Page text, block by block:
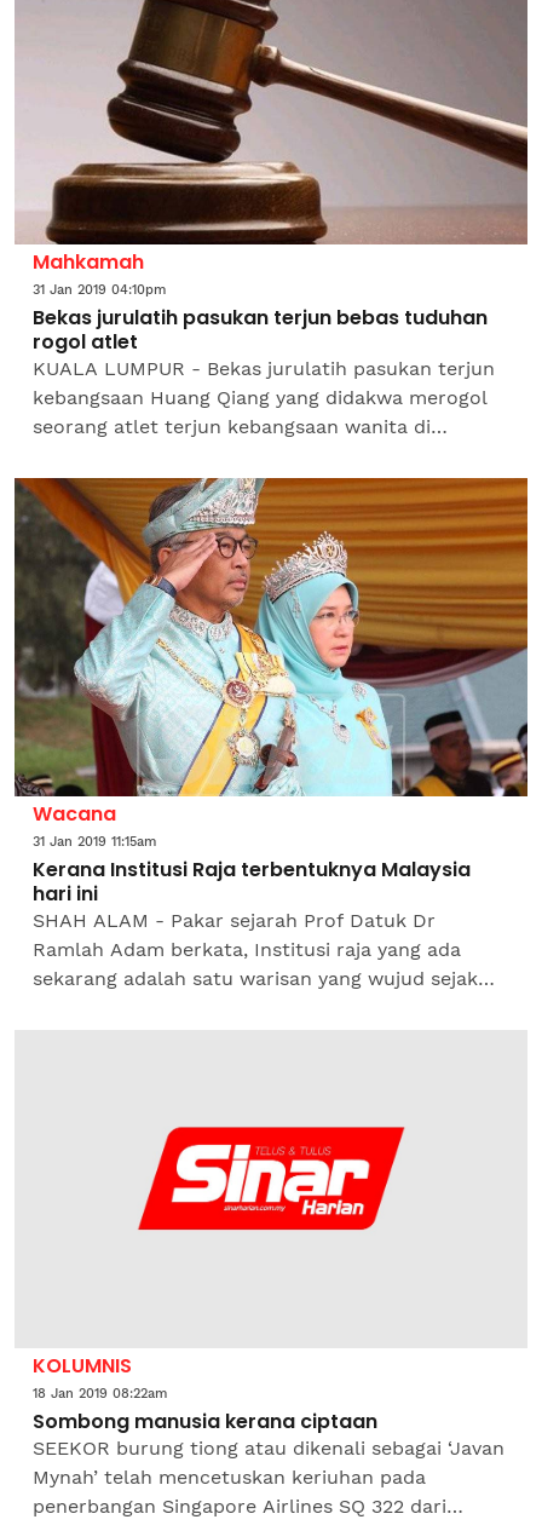
Mahkamah
31 Jan 2019 04:10pm
Bekas jurulatih pasukan terjun bebas tuduhan
rogol atlet
KUALA LUMPUR - Bekas jurulatih pasukan terjun
kebangsaan Huang Qiang yang didakwa merogol
seorang atlet terjun kebangsaan wanita di
hari ini menarik nafas...
Wacana
31 Jan 2019 11:15am
Kerana Institusi Raja terbentuknya Malaysia
hari ini
SHAH ALAM - Pakar sejarah Prof Datuk Dr
Ramlah Adam berkata, Institusi raja yang ada
sekarang adalah satu warisan yang wujud sejak
sejarah yang ditulis...
KOLUMNIS
18 Jan 2019 08:22am
Sombong manusia kerana ciptaan
SEEKOR burung tiong atau dikenali sebagai ‘Javan
Mynah’ telah mencetuskan keriuhan pada
penerbangan Singapore Airlines SQ 322 dari